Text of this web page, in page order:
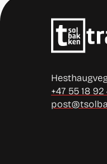
+47 55 18 92